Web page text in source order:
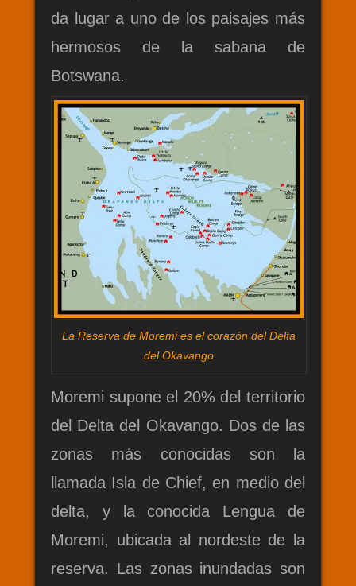
da lugar a uno de los paisajes más
hermosos de la sabana de
Botswana.
La Reserva de Moremi es el corazón del Delta
del Okavango
Moremi supone el 20% del territorio
del Delta del Okavango. Dos de las
zonas más conocidas son la
llamada Isla de Chief, en medio del
delta, y la conocida Lengua de
Moremi, ubicada al nordeste de la
reserva. Las zonas inundadas son